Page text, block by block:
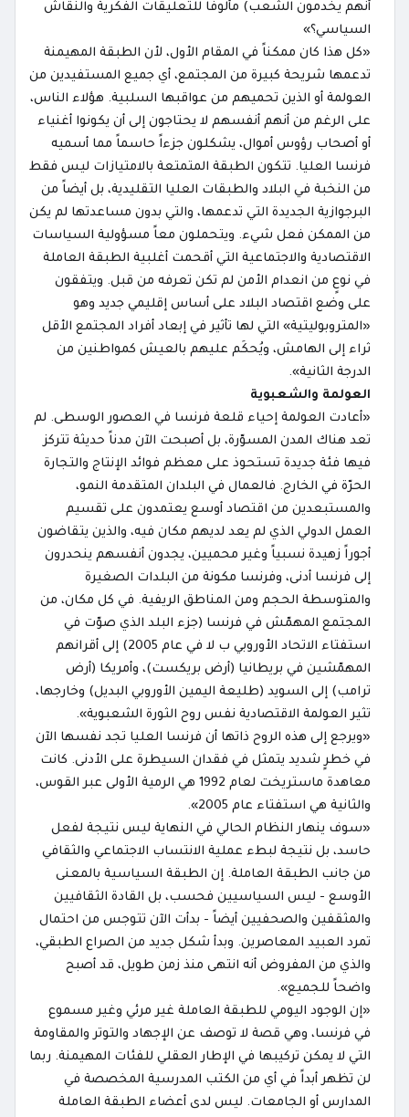
أنهم يخدمون الشعب) مألوفاً للتعليقات الفكرية والنقاش
السياسي؟»
«كل هذا كان ممكناً في المقام الأول، لأن الطبقة المهيمنة
تدعمها شريحة كبيرة من المجتمع، أي جميع المستفيدين من
العولمة أو الذين تحميهم من عواقبها السلبية. هؤلاء الناس،
على الرغم من أنهم أنفسهم لا يحتاجون إلى أن يكونوا أغنياء
أو أصحاب رؤوس أموال، يشكلون جزءاً حاسماً مما أسميه
فرنسا العليا. تتكون الطبقة المتمتعة بالامتيازات ليس فقط
من النخبة في البلاد والطبقات العليا التقليدية، بل أيضاً من
البرجوازية الجديدة التي تدعمها، والتي بدون مساعدتها لم يكن
من الممكن فعل شيء. ويتحملون معاً مسؤولية السياسات
الاقتصادية والاجتماعية التي أقحمت أغلبية الطبقة العاملة
في نوعٍ من انعدام الأمن لم تكن تعرفه من قبل. ويتفقون
على وضع اقتصاد البلاد على أساس إقليمي جديد وهو
«المتروبوليتية» التي لها تأثير في إبعاد أفراد المجتمع الأقل
ثراء إلى الهامش، ويُحكَم عليهم بالعيش كمواطنين من
الدرجة الثانية».
العولمة والشعبوية
«أعادت العولمة إحياء قلعة فرنسا في العصور الوسطى. لم
تعد هناك المدن المسوّرة، بل أصبحت الآن مدناً حديثة تتركز
فيها فئة جديدة تستحوذ على معظم فوائد الإنتاج والتجارة
الحرّة في الخارج. فالعمال في البلدان المتقدمة النمو،
والمستبعدين من اقتصاد أوسع يعتمدون على تقسيم
العمل الدولي الذي لم يعد لديهم مكان فيه، والذين يتقاضون
أجوراً زهيدة نسبياً وغير محميين، يجدون أنفسهم ينحدرون
إلى فرنسا أدنى، وفرنسا مكونة من البلدات الصغيرة
والمتوسطة الحجم ومن المناطق الريفية. في كل مكان، من
المجتمع المهمّش في فرنسا (جزء البلد الذي صوّت في
استفتاء الاتحاد الأوروبي ب لا في عام 2005) إلى أقرانهم
المهمّشين في بريطانيا (أرض بريكست)، وأمريكا (أرض
ترامب) إلى السويد (طليعة اليمين الأوروبي البديل) وخارجها،
تثير العولمة الاقتصادية نفس روح الثورة الشعبوية».
«ويرجع إلى هذه الروح ذاتها أن فرنسا العليا تجد نفسها الآن
في خطرٍ شديد يتمثل في فقدان السيطرة على الأدنى. كانت
معاهدة ماستريخت لعام 1992 هي الرمية الأولى عبر القوس،
والثانية هي استفتاء عام 2005».
«سوف ينهار النظام الحالي في النهاية ليس نتيجة لفعل
حاسد، بل نتيجة لبطء عملية الانتساب الاجتماعي والثقافي
من جانب الطبقة العاملة. إن الطبقة السياسية بالمعنى
الأوسع - ليس السياسيين فحسب، بل القادة الثقافيين
والمثقفين والصحفيين أيضاً - بدأت الآن تتوجس من احتمال
تمرد العبيد المعاصرين. وبدأ شكل جديد من الصراع الطبقي،
والذي من المفروض أنه انتهى منذ زمن طويل، قد أصبح
واضحاً للجميع».
«إن الوجود اليومي للطبقة العاملة غير مرئي وغير مسموع
في فرنسا، وهي قصة لا توصف عن الإجهاد والتوتر والمقاومة
التي لا يمكن تركيبها في الإطار العقلي للفئات المهيمنة. ربما
لن تظهر أبداً في أي من الكتب المدرسية المخصصة في
المدارس أو الجامعات. ليس لدى أعضاء الطبقة العاملة